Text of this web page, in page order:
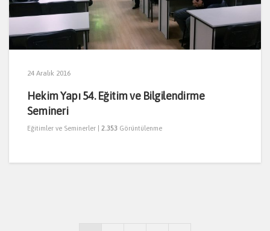
24 Aralık 2016
Hekim Yapı 54. Eğitim ve Bilgilendirme
Semineri
Eğitimler ve Seminerler 2.353 Görüntülenme